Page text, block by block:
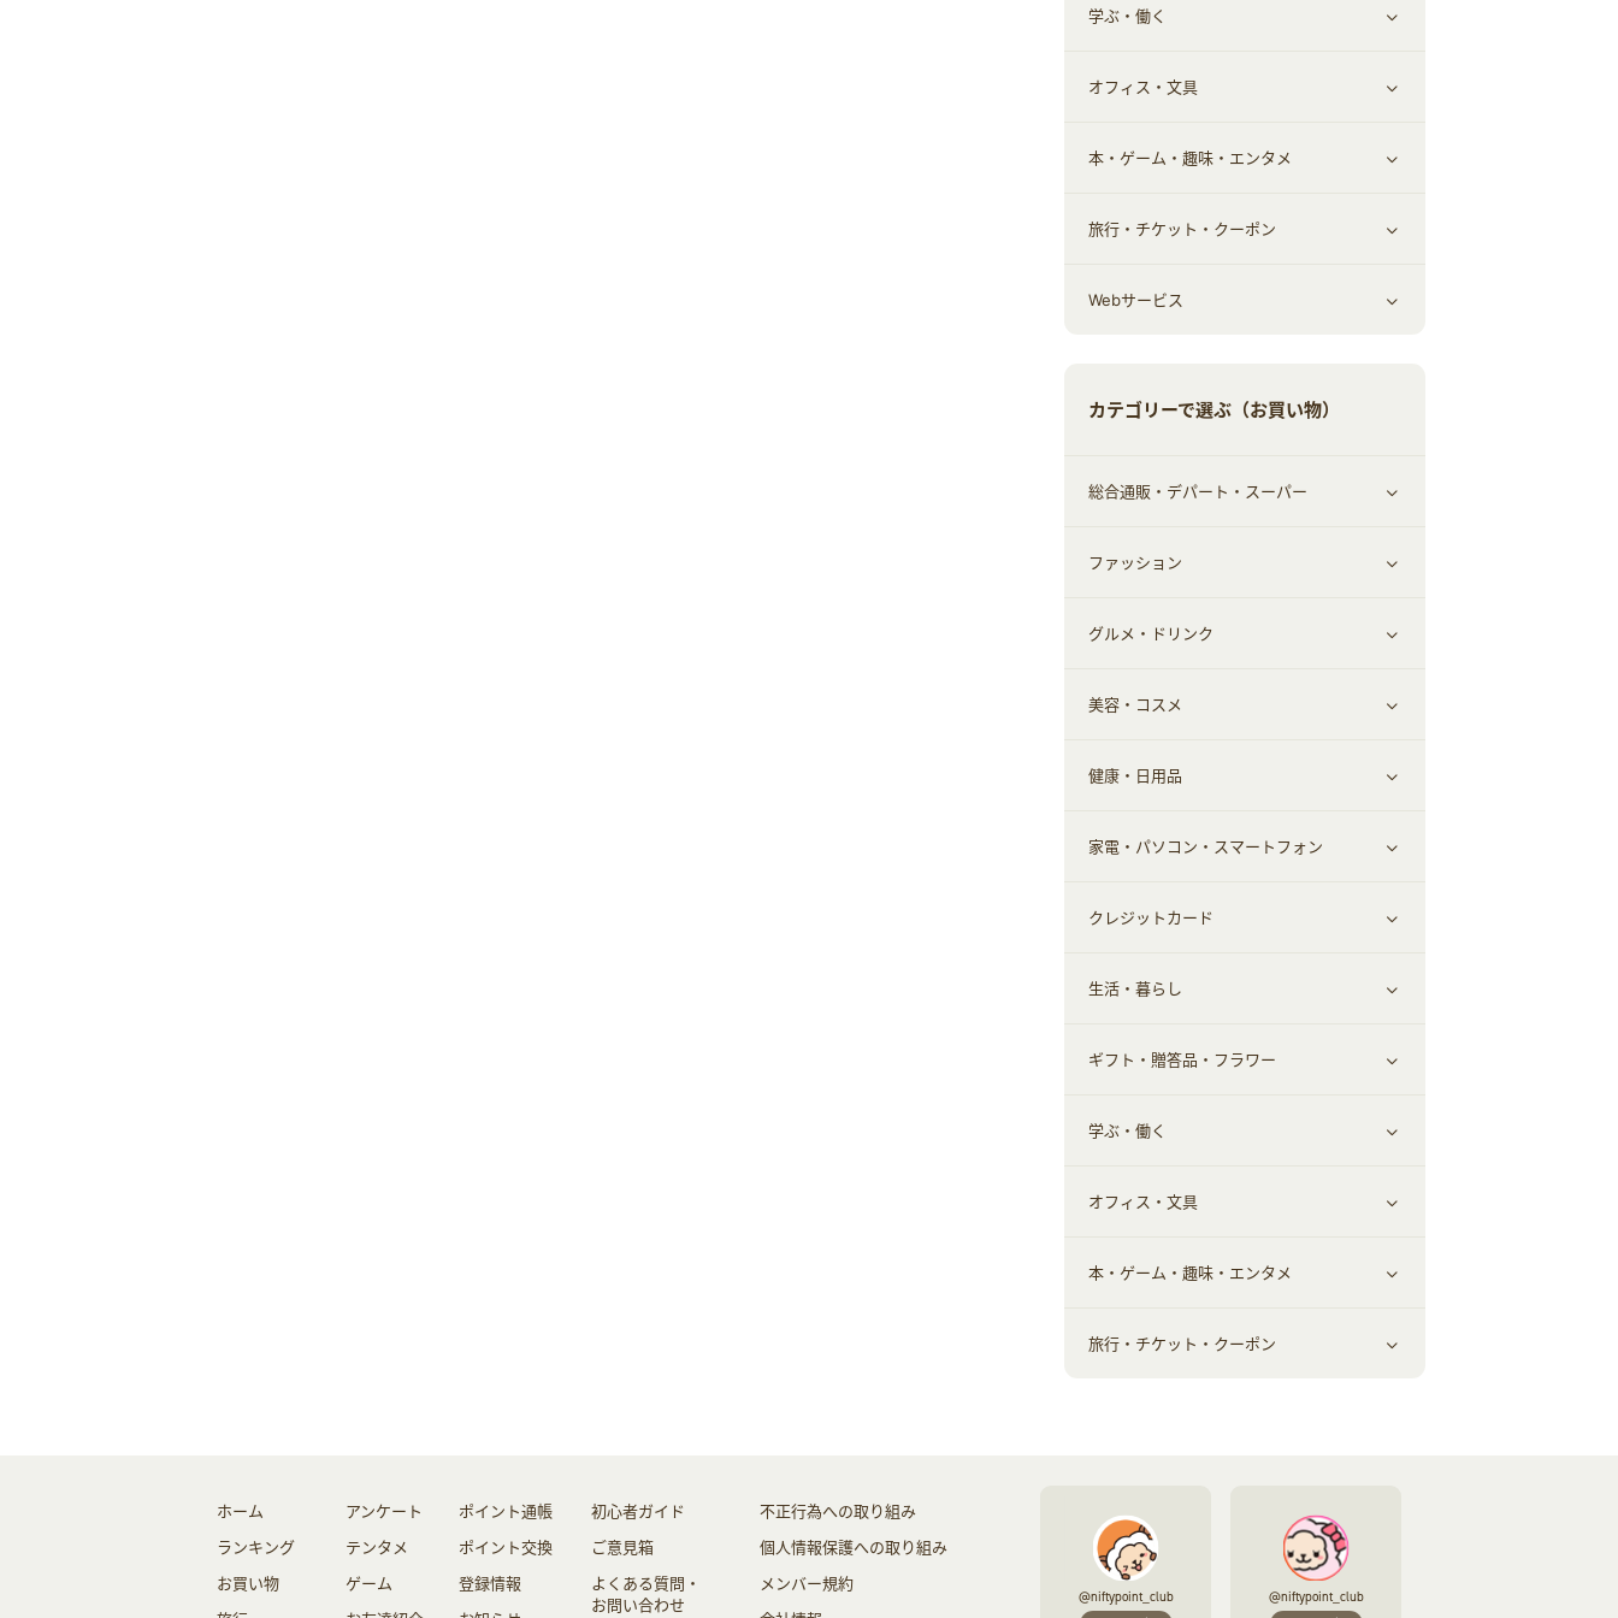
その他投資
その他金融
住まい・暮らし
不動産
引越し
エコ・エネルギー
車情報・カーシェア・レンタル
すべて見る
ギフト・贈答品
学ぶ・働く
すべて見る
習い事・学習・学校
仕事・転職
オフィス・文具
すべて見る
オフィス・文具
本・ゲーム・趣味・エンタメ
すべて見る
ゲーム・趣味
旅行・チケット・クーポン
すべて見る
Webサービス
カテゴリーで選ぶ（お買い物）
総合通販・デパート・スーパー
すべて見る
総合通販
デパート・スーパー
ファッション
すべて見る
ファッション
インナー・下着
靴・フットウェア
小物・かばん
スーツ・フォーマル
グルメ・ドリンク
すべて見る
グルメ
ドリンク
お酒
食材宅配
美容・コスメ
すべて見る
スキンケア
メイクアップ
ヘアケア
メンズ美容
美容・ダイエット用品
脱毛用品
美容食品
健康・日用品
すべて見る
健康食品｜青汁・飲料
健康食品｜乳酸菌・ケフィア
健康食品｜その他
スポーツ・フィットネス
日用品・薬局・からだ
家電・パソコン・スマートフォン
すべて見る
家電・パソコン・ソフトウェア
スマホ・携帯電話・SIM
クレジットカード
すべて見る
クレジットカード
生活・暮らし
すべて見る
車情報・カーシェア・レンタル
お役立ち
生活雑貨・家具インテリア
赤ちゃん・こども・マタニティ
ギフト・贈答品・フラワー
すべて見る
ギフト・贈答品
フラワー
学ぶ・働く
すべて見る
習い事・学習・学校
オフィス・文具
すべて見る
オフィス・文具
本・ゲーム・趣味・エンタメ
すべて見る
本
旅行・チケット・クーポン
チケット・クーポン・チラシ
ホーム
ランキング
お買い物
アンケート
テンタメ
ゲーム
ポイント通帳
ポイント交換
登録情報
初心者ガイド
ご意見箱
よくある質問・
お問い合わせ
不正行為への取り組み
個人情報保護への取り組み
メンバー規約
@niftypoint_club @niftypoint_club